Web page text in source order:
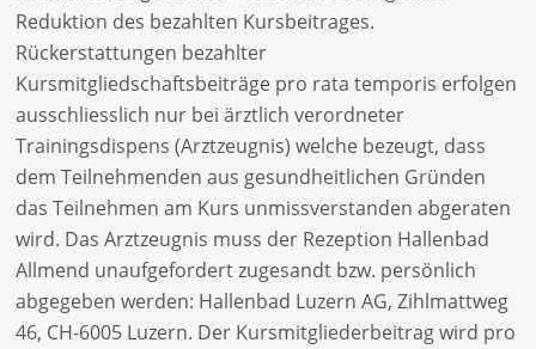
Reduktion des bezahlten Kursbeitrages.
Rückerstattungen bezahlter
Kursmitgliedschaftsbeiträge pro rata temporis erfolgen
ausschliesslich nur bei ärztlich verordneter
Trainingsdispens (Arztzeugnis) welche bezeugt, dass
dem Teilnehmenden aus gesundheitlichen Gründen
das Teilnehmen am Kurs unmissverstanden abgeraten
wird. Das Arztzeugnis muss der Rezeption Hallenbad
Allmend unaufgefordert zugesandt bzw. persönlich
abgegeben werden: Hallenbad Luzern AG, Zihlmattweg
46, CH-6005 Luzern. Der Kursmitgliederbeitrag wird pro